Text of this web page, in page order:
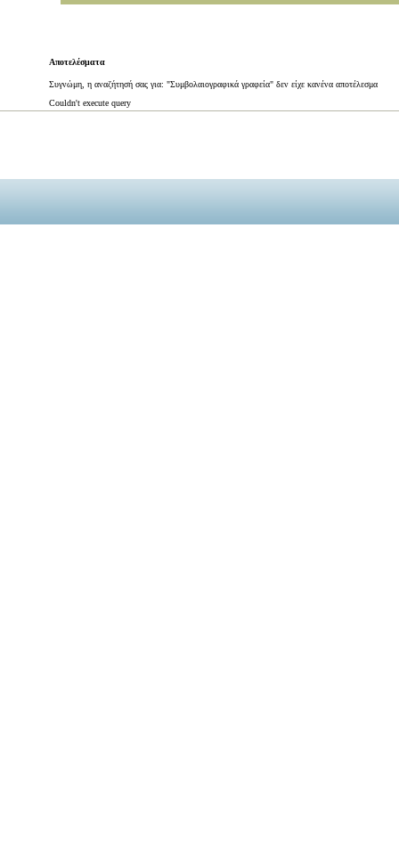
Αποτελέσματα
Συγνώμη, η αναζήτησή σας για: "Συμβολαιογραφικά γραφεία" δεν είχε κανένα αποτέλεσμα
Couldn't execute query